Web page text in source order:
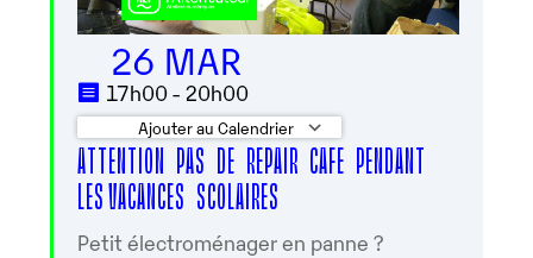
26 MAR
17h00 - 20h00
Ajouter au Calendrier
Télécharger ICS Calendrier Google
ATTENTION PAS DE REPAIR CAFE PENDANT
LES VACANCES SCOLAIRES
Petit électroménager en panne ?